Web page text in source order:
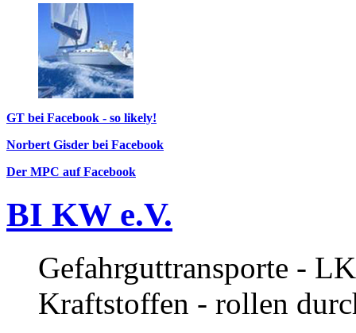
GT bei Facebook - so likely!
Norbert Gisder bei Facebook
Der MPC auf Facebook
BI KW e.V.
Gefahrguttransporte -
Kraftstoffen - rollen